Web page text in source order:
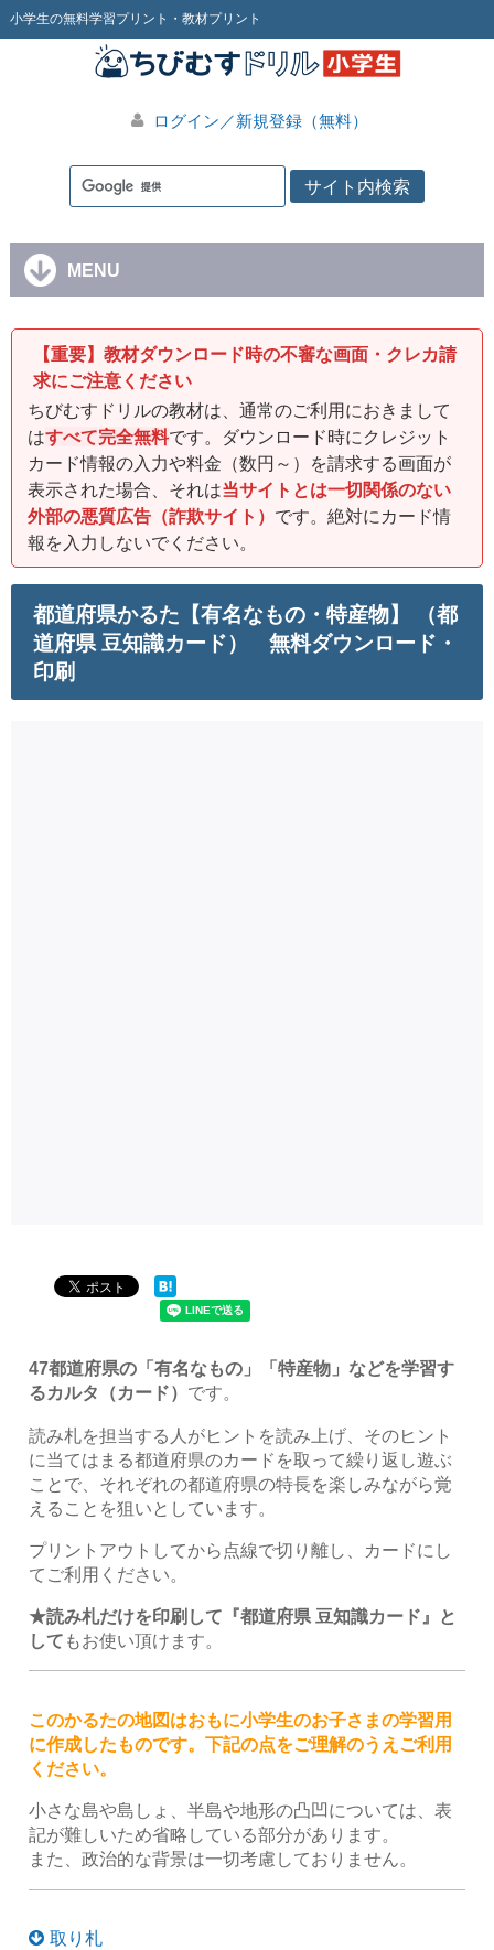
小学生の無料学習プリント・教材プリント
ログイン／新規登録（無料）
MENU
【重要】教材ダウンロード時の不審な画面・クレカ請
求にご注意ください
ちびむすドリルの教材は、通常のご利用におきまして
はすべて完全無料です。ダウンロード時にクレジット
カード情報の入力や料金（数円～）を請求する画面が
表示された場合、それは当サイトとは一切関係のない
外部の悪質広告（詐欺サイト） です。絶対にカード情
報を入力しないでください。
都道府県かるた【有名なもの・特産物】 （都
道府県 豆知識カード） 無料ダウンロード・
印刷
47都道府県の「有名なもの」「特産物」などを学習す
るカルタ（カード） です。
読み札を担当する人がヒントを読み上げ、そのヒント
に当てはまる都道府県のカードを取って繰り返し遊ぶ
ことで、それぞれの都道府県の特長を楽しみながら覚
えることを狙いとしています。
プリントアウトしてから点線で切り離し、カードにし
てご利用ください。
★読み札だけを印刷して『都道府県 豆知識カード』と
して もお使い頂けます。
このかるたの地図はおもに小学生のお子さまの学習用
に作成したものです。下記の点をご理解のうえご利用
ください。
小さな島や島しょ、半島や地形の凸凹については、表
記が難しいため省略している部分があります。
また、政治的な背景は一切考慮しておりません。
取り札